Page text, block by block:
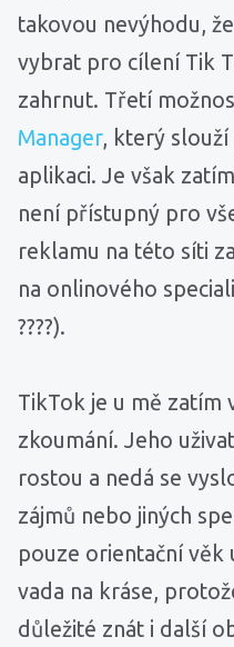
takovou nevýhodu,
vybrat pro cílení Tik
zahrnut. Třetí
Manager, který
aplikaci. Je však
není přístupný pro
reklamu na této síti
na onlinového
????).
TikTok je u mě
zkoumání. Jeho
rostou a nedá se
zájmů nebo jiných
pouze orientační věk
vada na kráse,
důležité znát i další